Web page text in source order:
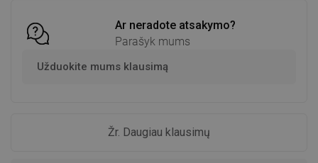
Ar neradote atsakymo?
Parašyk mums
Užduokite mums klausimą
Žr. Daugiau klausimų